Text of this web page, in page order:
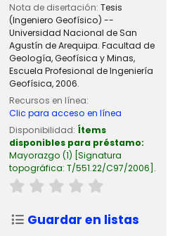
Nota de disertación: Tesis
(Ingeniero Geofísico) --
Universidad Nacional de San
Agustín de Arequipa. Facultad de
Geología, Geofísica y Minas,
Escuela Profesional de Ingeniería
Geofísica, 2006.
Recursos en línea:
Clic para acceso en línea
Disponibilidad: Ítems
disponibles para préstamo:
Mayorazgo (1) Signatura
topográfica: T/551.22/C97/2006 .
Guardar en listas